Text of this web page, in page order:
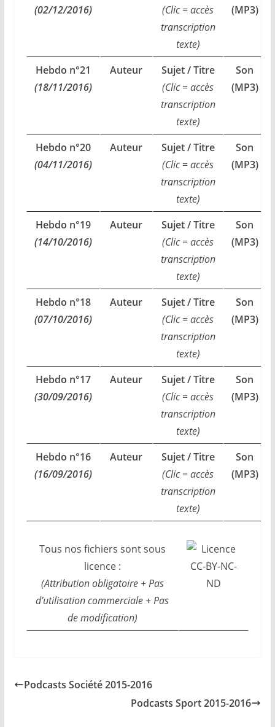
(02/12/2016)
(Clic = accès
transcription
texte)
(MP3)
Hebdo n°21
(18/11/2016)
Auteur
Sujet / Titre
(Clic = accès
transcription
texte)
Son
(MP3)
Hebdo n°20
(04/11/2016)
Auteur
Sujet / Titre
(Clic = accès
transcription
texte)
Son
(MP3)
Hebdo n°19
(14/10/2016)
Auteur
Sujet / Titre
(Clic = accès
transcription
texte)
Son
(MP3)
Hebdo n°18
(07/10/2016)
Auteur
Sujet / Titre
(Clic = accès
transcription
texte)
Son
(MP3)
Hebdo n°17
(30/09/2016)
Auteur
Sujet / Titre
(Clic = accès
transcription
texte)
Son
(MP3)
Hebdo n°16
(16/09/2016)
Auteur
Sujet / Titre
(Clic = accès
transcription
texte)
Son
(MP3)
Tous nos fichiers sont sous
licence :
(Attribution obligatoire + Pas
d’utilisation commerciale + Pas
de modification)
Podcasts Société 2015-2016
Podcasts Sport 2015-2016